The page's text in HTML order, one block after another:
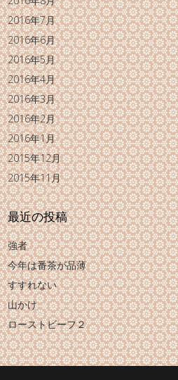
2016年7月
2016年6月
2016年5月
2016年4月
2016年3月
2016年2月
2016年1月
2015年12月
2015年11月
最近の投稿
強者
今年は番茶が品薄
すすれない
山かけ
ローストビーフ２